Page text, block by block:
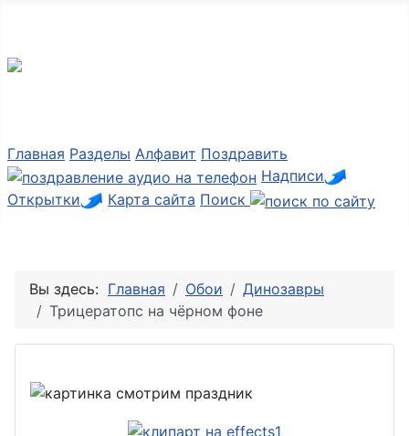
Главная Разделы Алфавит Поздравить
Надписи
Открытки
Карта сайта Поиск
Вы здесь: Главная Обои
Динозавры
Трицератопс на чёрном фоне